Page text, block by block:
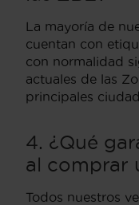
La mayoría de
cuentan con
con normalidad
actuales de las
principales
4. ¿Qué
al comprar
Todos nuestros